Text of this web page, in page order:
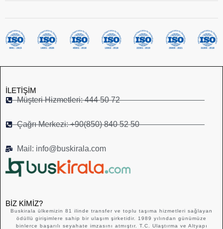
İLETIŞIM
Müşteri Hizmetleri: 444 50 72
Çağrı Merkezi: +90(850) 840 52 50
Mail: info@buskirala.com
BIZ KIMIZ?
Buskirala ülkemizin 81 ilinde transfer ve toplu taşıma hizmetleri sağlayan
ödüllü girişimlere sahip bir ulaşım şirketidir. 1989 yılından günümüze
binlerce başarılı seyahate imzasını atmıştır. T.C. Ulaştırma ve Altyapı